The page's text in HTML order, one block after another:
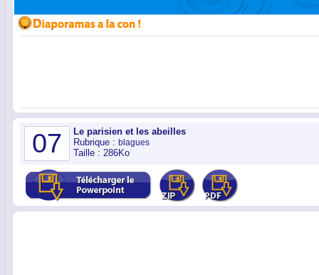
07
Le parisien et les abeilles
Rubrique : blagues
Taille : 286Ko